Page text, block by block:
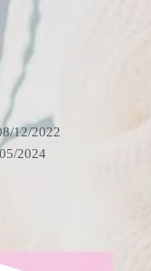
12/2022
2024